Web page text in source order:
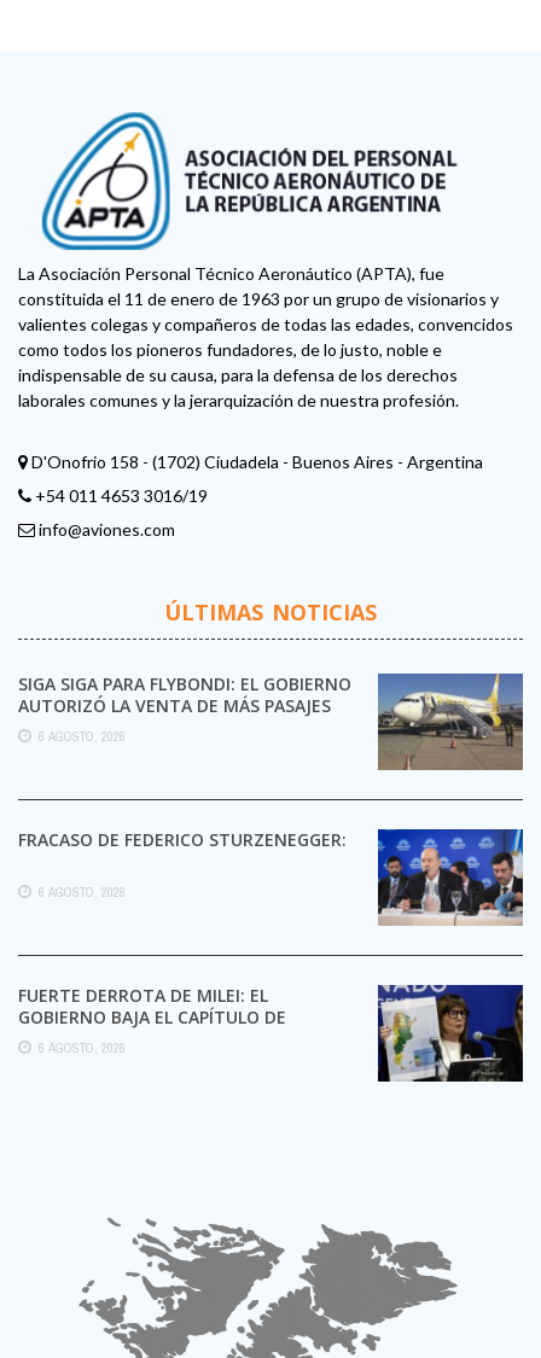
La Asociación Personal Técnico Aeronáutico (APTA), fue
constituida el 11 de enero de 1963 por un grupo de visionarios y
valientes colegas y compañeros de todas las edades, convencidos
como todos los pioneros fundadores, de lo justo, noble e
indispensable de su causa, para la defensa de los derechos
laborales comunes y la jerarquización de nuestra profesión.
D'Onofrio 158 - (1702) Ciudadela - Buenos Aires - Argentina
+54 011 4653 3016/19
info@aviones.com
ÚLTIMAS NOTICIAS
SIGA SIGA PARA FLYBONDI: EL GOBIERNO
AUTORIZÓ LA VENTA DE MÁS PASAJES
6 AGOSTO, 2026
FRACASO DE FEDERICO STURZENEGGER:
6 AGOSTO, 2026
FUERTE DERROTA DE MILEI: EL
GOBIERNO BAJA EL CAPÍTULO DE
EXTRANJERIZACIÓN DE TIERRAS
6 AGOSTO, 2026